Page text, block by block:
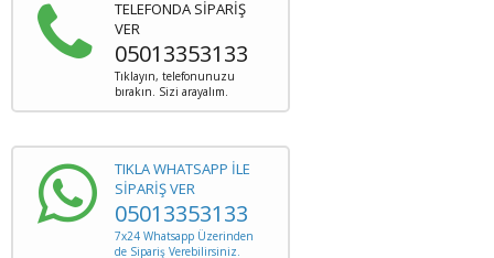
TELEFONDA SİPARİŞ
VER
05013353133
Tıklayın, telefonunuzu
bırakın. Sizi arayalım.
TIKLA WHATSAPP İLE
SİPARİŞ VER
05013353133
7x24 Whatsapp Üzerinden
de Sipariş Verebilirsiniz.